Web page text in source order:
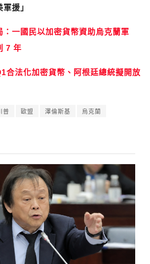
援」
：一國民以加密貨幣資助烏克蘭軍
7 年
合法化加密貨幣、阿根廷總統擬開放
普 歐盟 澤倫斯基 烏克蘭